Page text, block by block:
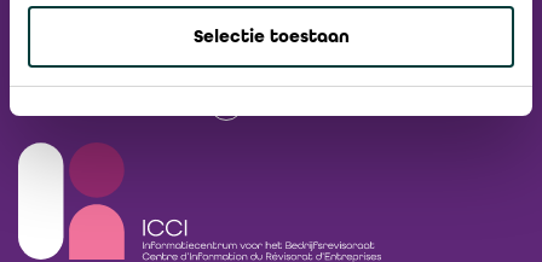
Selectie toestaan
Nieuwsbrief